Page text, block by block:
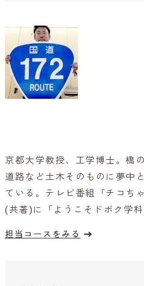
京都大学教授、工学博士。橋
道路など土木そのものに夢中
ている。テレビ番組「チコち
(共著)に「ようこそドボク学科
担当コースをみる